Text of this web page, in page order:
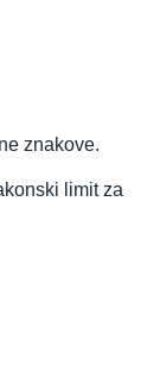
znakove.
limit za